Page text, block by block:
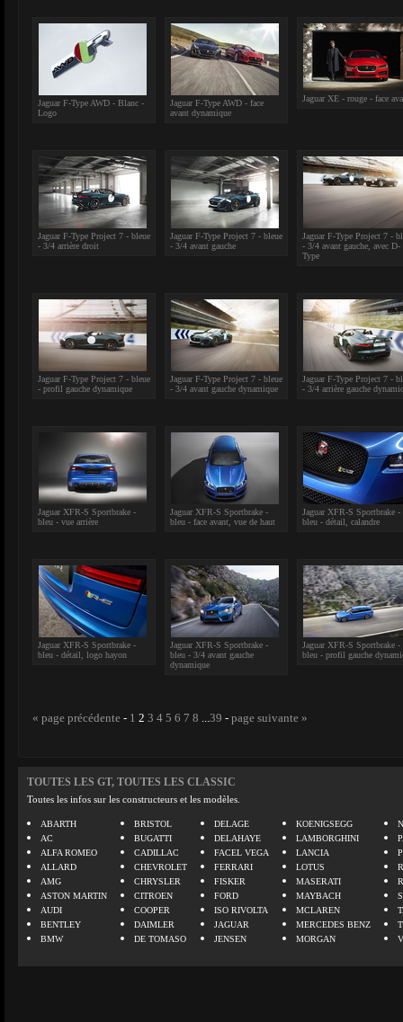
Jaguar F-Type AWD - Blanc -
Logo
Jaguar F-Type AWD - face
avant dynamique
Jaguar XE - rouge - face
Jaguar F-Type Project 7 - bleue
- 3/4 arrière droit
Jaguar F-Type Project 7 - bleue
- 3/4 avant gauche
Jaguar F-Type Project 7 -
- 3/4 avant gauche, avec D-
Type
Jaguar F-Type Project 7 - bleue
- profil gauche dynamique
Jaguar F-Type Project 7 - bleue
- 3/4 avant gauche dynamique
Jaguar F-Type Project 7 -
- 3/4 arrière gauche
Jaguar XFR-S Sportbrake -
bleu - vue arrière
Jaguar XFR-S Sportbrake -
bleu - face avant, vue de haut
Jaguar XFR-S Sportbrake -
bleu - détail, calandre
Jaguar XFR-S Sportbrake -
bleu - détail, logo hayon
Jaguar XFR-S Sportbrake -
bleu - 3/4 avant gauche
dynamique
Jaguar XFR-S Sportbrake -
bleu - profil gauche
« page précédente - 1 2 3 4 5 6 7 8 ...39 - page suivante »
TOUTES LES GT, TOUTES LES CLASSIC
Toutes les infos sur les constructeurs et les modèles.
ABARTH
AC
ALFA ROMEO
ALLARD
AMG
ASTON MARTIN
AUDI
BENTLEY
BMW
BRISTOL
BUGATTI
CADILLAC
CHEVROLET
CHRYSLER
CITROEN
COOPER
DAIMLER
DE TOMASO
DELAGE
DELAHAYE
FACEL VEGA
FERRARI
FISKER
FORD
ISO RIVOLTA
JAGUAR
JENSEN
KOENIGSEGG
LAMBORGHINI
LANCIA
LOTUS
MASERATI
MAYBACH
MCLAREN
MERCEDES BENZ
MORGAN